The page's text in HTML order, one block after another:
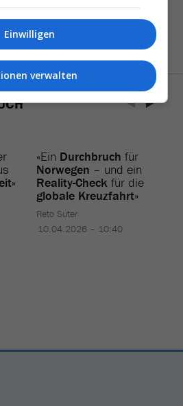
«Ein Durchbruch für
Norwegen – und ein
Reality-Check für die
globale Kreuzfahrt»
Reto Suter
10.04.2026 – 10:40
Einwilligen
verwalten